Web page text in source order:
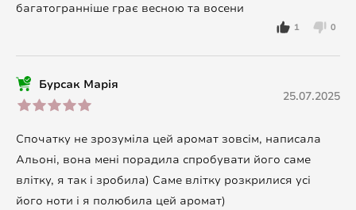
багатогранніше грає весною та восени
1 0
Бурсак Марія
25.07.2025
Спочатку не зрозуміла цей аромат зовсім, написала
Альоні, вона мені порадила спробувати його саме
влітку, я так і зробила) Саме влітку розкрилися усі
його ноти і я полюбила цей аромат)